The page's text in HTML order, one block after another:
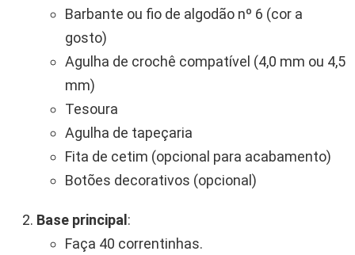
Barbante ou fio de algodão nº 6 (cor a
gosto)
Agulha de crochê compatível (4,0 mm ou 4,5
mm)
Tesoura
Agulha de tapeçaria
Fita de cetim (opcional para acabamento)
Botões decorativos (opcional)
Base principal :
Faça 40 correntinhas.